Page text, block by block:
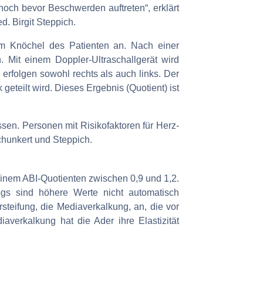
bevor Beschwerden auftreten“, erklärt
Birgit Steppich.
Knöchel des Patienten an. Nach einer
Mit einem Doppler-Ultraschallgerät wird
sowohl rechts als auch links. Der
wird. Dieses Ergebnis (Quotient) ist
Personen mit Risikofaktoren für Herz-
und Steppich.
ABI-Quotienten zwischen 0,9 und 1,2.
sind höhere Werte nicht automatisch
die Mediaverkalkung, an, die vor
hat die Ader ihre Elastizität